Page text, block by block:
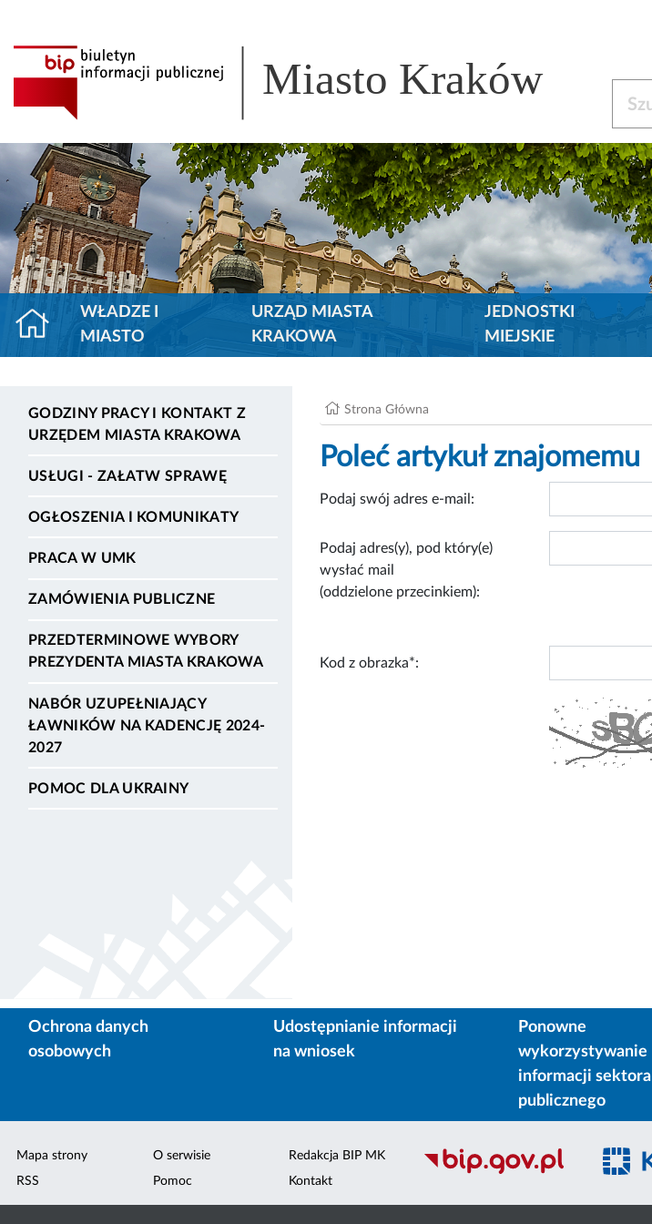
Miasto Kraków
WŁADZE I
MIASTO
URZĄD MIASTA
KRAKOWA
JEDNOSTKI
MIEJSKIE
GODZINY PRACY I KONTAKT Z
URZĘDEM MIASTA KRAKOWA
USŁUGI - ZAŁATW SPRAWĘ
OGŁOSZENIA I KOMUNIKATY
PRACA W UMK
ZAMÓWIENIA PUBLICZNE
PRZEDTERMINOWE WYBORY
PREZYDENTA MIASTA KRAKOWA
NABÓR UZUPEŁNIAJĄCY
ŁAWNIKÓW NA KADENCJĘ 2024-
2027
POMOC DLA UKRAINY
Strona Główna
Poleć artykuł znajomemu
Podaj swój adres e-mail:
Podaj adres(y), pod który(e)
wysłać mail
(oddzielone przecinkiem):
Kod z obrazka*:
Ochrona danych
osobowych
Udostępnianie informacji
na wniosek
Ponowne
wykorzystywanie
informacji sektora
publicznego
Mapa strony
RSS
O serwisie
Pomoc
Redakcja BIP MK
Kontakt